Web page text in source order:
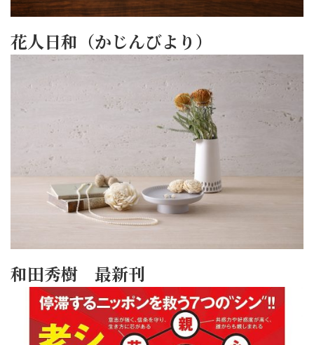
花人日和（かじんびより）
和田秀樹 最新刊